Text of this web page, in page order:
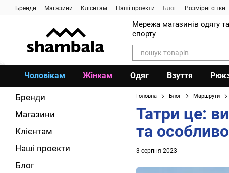
Перейти до основного контенту
Бренди Магазини Клієнтам Наші проекти Блог Розмірні сітки
Мережа магазинів одягу
спорту
Чоловікам Жінкам Одяг Взуття
Головна Блог Маршрути
Татри це:
та
3 серпня 2023
Бренди
Магазини
Клієнтам
Наші проекти
Блог